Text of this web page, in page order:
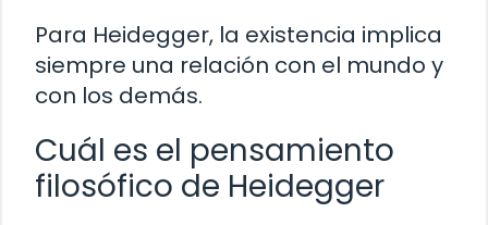
Para Heidegger, la existencia implica
siempre una relación con el mundo y
con los demás.
Cuál es el pensamiento
filosófico de Heidegger